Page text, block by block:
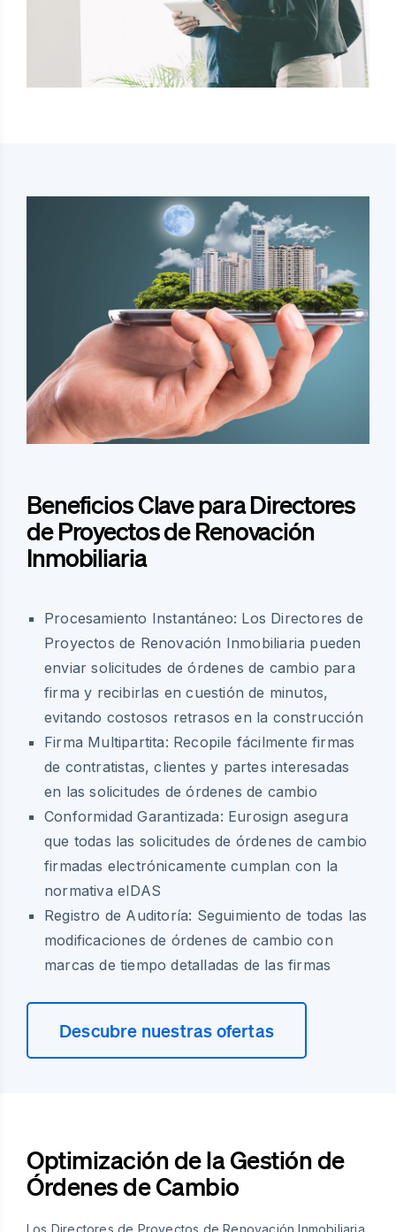
Beneficios Clave para Directores
de Proyectos de Renovación
Inmobiliaria
Procesamiento Instantáneo: Los Directores de
Proyectos de Renovación Inmobiliaria pueden
enviar solicitudes de órdenes de cambio para
firma y recibirlas en cuestión de minutos,
evitando costosos retrasos en la construcción
Firma Multipartita: Recopile fácilmente firmas
de contratistas, clientes y partes interesadas
en las solicitudes de órdenes de cambio
Conformidad Garantizada: Eurosign asegura
que todas las solicitudes de órdenes de cambio
firmadas electrónicamente cumplan con la
normativa eIDAS
Registro de Auditoría: Seguimiento de todas las
modificaciones de órdenes de cambio con
marcas de tiempo detalladas de las firmas
Descubre nuestras ofertas
Optimización de la Gestión de
Órdenes de Cambio